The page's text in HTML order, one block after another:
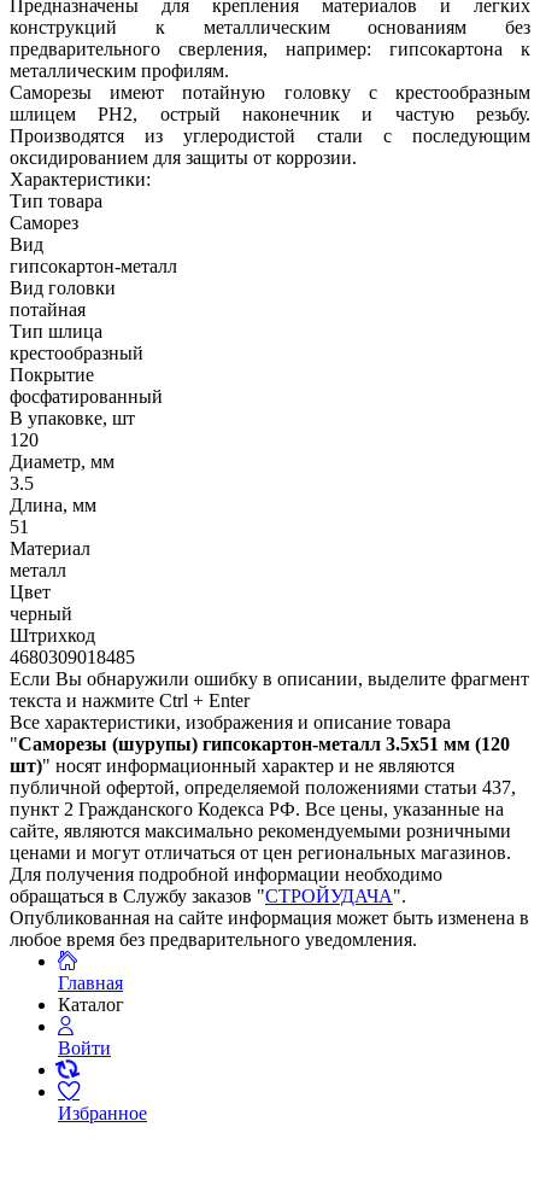
Предназначены для крепления материалов и легких
конструкций к металлическим основаниям без
предварительного сверления, например: гипсокартона к
металлическим профилям.
Саморезы имеют потайную головку с крестообразным
шлицем PH2, острый наконечник и частую резьбу.
Производятся из углеродистой стали с последующим
оксидированием для защиты от коррозии.
Характеристики:
Тип товара
Саморез
Вид
гипсокартон-металл
Вид головки
потайная
Тип шлица
крестообразный
Покрытие
фосфатированный
В упаковке, шт
120
Диаметр, мм
3.5
Длина, мм
51
Материал
металл
Цвет
черный
Штрихкод
4680309018485
Если Вы обнаружили ошибку в описании, выделите фрагмент
текста и нажмите Ctrl + Enter
Все характеристики, изображения и описание товара
"Саморезы (шурупы) гипсокартон-металл 3.5х51 мм (120
шт)" носят информационный характер и не являются
публичной офертой, определяемой положениями статьи 437,
пункт 2 Гражданского Кодекса РФ. Все цены, указанные на
сайте, являются максимально рекомендуемыми розничными
ценами и могут отличаться от цен региональных магазинов.
Для получения подробной информации необходимо
обращаться в Службу заказов "СТРОЙУДАЧА".
Опубликованная на сайте информация может быть изменена в
любое время без предварительного уведомления.
Главная
Каталог
Войти
Избранное